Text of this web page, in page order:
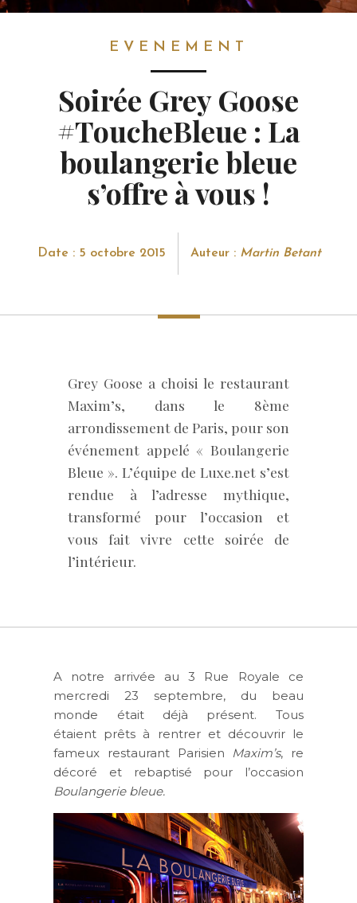
EVENEMENT
Soirée Grey Goose
#ToucheBleue : La
boulangerie bleue
s’offre à vous !
Date : 5 octobre 2015 Auteur : Martin Betant
Grey Goose a choisi le restaurant
Maxim’s, dans le 8ème
arrondissement de Paris, pour son
événement appelé « Boulangerie
Bleue ». L’équipe de Luxe.net s’est
rendue à l’adresse mythique,
transformé pour l’occasion et
vous fait vivre cette soirée de
l’intérieur.
A notre arrivée au 3 Rue Royale ce
mercredi 23 septembre, du beau
monde était déjà présent. Tous
étaient prêts à rentrer et découvrir le
fameux restaurant Parisien Maxim’s, re
décoré et rebaptisé pour l’occasion
Boulangerie bleue.